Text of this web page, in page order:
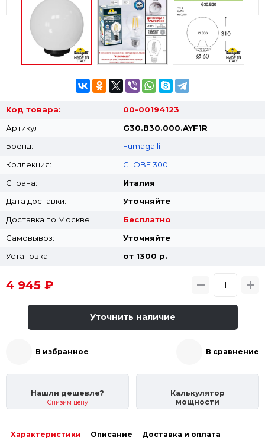
Код товара:
00-00194123
Артикул:
G30.B30.000.AYF1R
Бренд:
Fumagalli
Коллекция:
GLOBE 300
Страна:
Италия
Дата доставки:
Уточняйте
Доставка по Москве:
Бесплатно
Самовывоз:
Уточняйте
Установка:
от 1300 p.
4 945 ₽
Уточнить наличие
В избранное В сравнение
Нашли дешевле?
Снизим цену
Калькулятор
мощности
Характеристики Описание Доставка и оплата